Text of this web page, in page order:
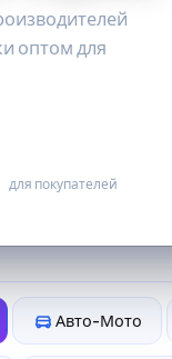
оптом для
для покупателей
Авто-Мото